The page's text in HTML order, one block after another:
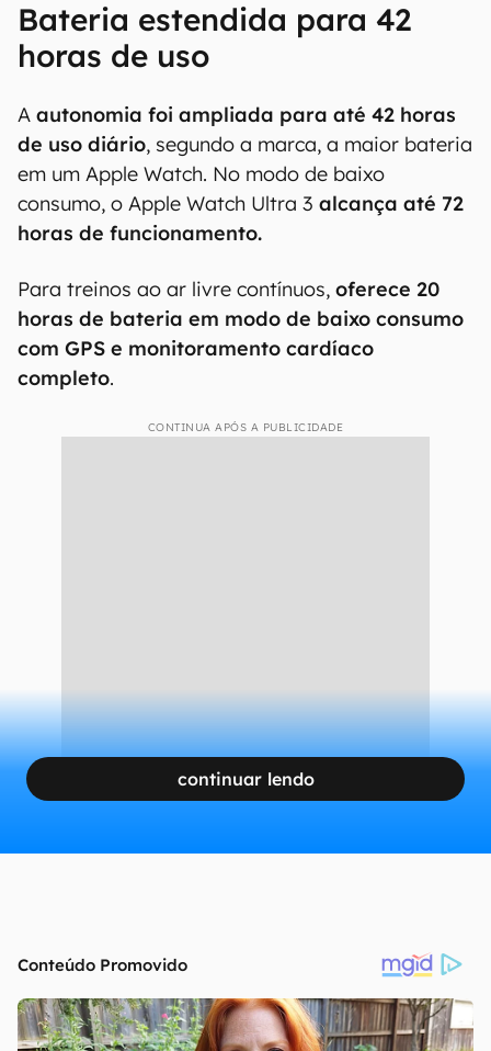
Bateria estendida para 42
horas de uso
A autonomia foi ampliada para até 42 horas
de uso diário, segundo a marca, a maior bateria
em um Apple Watch. No modo de baixo
consumo, o Apple Watch Ultra 3 alcança até 72
horas de funcionamento.
Para treinos ao ar livre contínuos, oferece 20
horas de bateria em modo de baixo consumo
com GPS e monitoramento cardíaco
completo.
CONTINUA APÓS A PUBLICIDADE
continuar lendo